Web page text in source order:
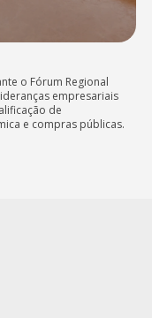
o Fórum Regional
empresariais
de
e compras públicas.